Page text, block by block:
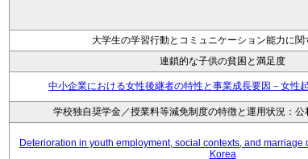
大学生の学習行動とコミュニケーション能力に関
連鎖的な子供の貧困と満足度
中小企業における女性後継者の特性と事業成長要因－女性
学校独自奨学金／授業料等減免制度の特徴と運用状況：公
Deterioration in youth employment, social contexts, and
Korea